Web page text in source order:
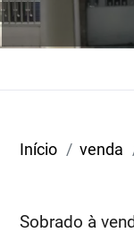
Início venda
Sobrado à